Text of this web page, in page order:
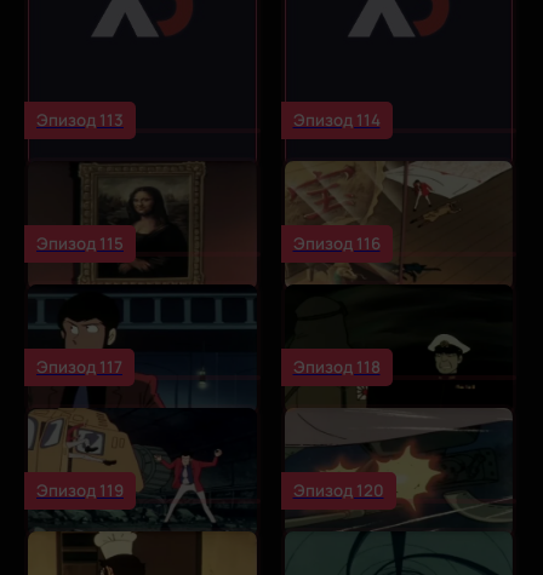
Эпизод 113 Эпизод 114
Эпизод 115 Эпизод 116
Эпизод 117 Эпизод 118
Эпизод 119 Эпизод 120